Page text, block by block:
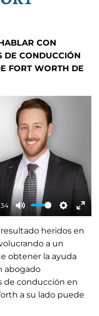
CON
DE CONDUCCIÓN
FORT WORTH DE
M
u
t
S
e
i
n
E
n
f
heridos en
a un
obtener la ayuda
abogado
de conducción en
a su lado puede